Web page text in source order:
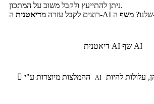
ניתן להתייעץ ולקבל משוב על המתכון.
רוצים לקבל עזרה מדיאטנית ה-AI שלנו? משף
דיאטנית AI שף AI
 AI